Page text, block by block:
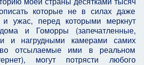
которые не в силах даже
и ужас, перед которыми меркнут
и Гоморры (запечатленные,
и нагрудными камерами самих
отсылаемые ими в реальном
могут потрясти любого